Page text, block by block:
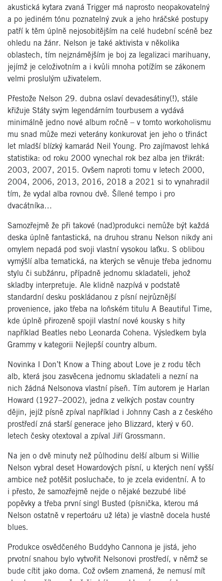
akustická kytara zvaná Trigger má naprosto neopakovatelný
a po jediném tónu poznatelný zvuk a jeho hráčské postupy
patří k těm úplně nejosobitějším na celé hudební scéně bez
ohledu na žánr. Nelson je také aktivista v několika
oblastech, tím nejznámějším je boj za legalizaci marihuany,
jejímž je celoživotním a i kvůli mnoha potížím se zákonem
velmi proslulým uživatelem.
Přestože Nelson 29. dubna oslaví devadesátiny(!), stále
křižuje Státy svým legendárním tourbusem a vydává
minimálně jedno nové album ročně – v tomto workoholismu
mu snad může mezi veterány konkurovat jen jeho o třináct
let mladší blízký kamarád Neil Young. Pro zajímavost lehká
statistika: od roku 2000 vynechal rok bez alba jen třikrát:
2003, 2007, 2015. Ovšem naproti tomu v letech 2000,
2004, 2006, 2013, 2016, 2018 a 2021 si to vynahradil
tím, že vydal alba rovnou dvě. Šílené tempo i pro
dvacátníka…
Samozřejmě že při takové (nad)produkci nemůže být každá
deska úplně fantastická, na druhou stranu Nelson nikdy ani
omylem nepadá pod svoji vlastní vysokou laťku. S oblibou
vymýšlí alba tematická, na kterých se věnuje třeba jednomu
stylu či subžánru, případně jednomu skladateli, jehož
skladby interpretuje. Ale klidně nazpívá v podstatě
standardní desku poskládanou z písní nejrůznější
provenience, jako třeba na loňském titulu A Beautiful Time,
kde úplně přirozeně spojil vlastní nové kousky s hity
například Beatles nebo Leonarda Cohena. Výsledkem byla
Grammy v kategorii Nejlepší country album.
Novinka I Don’t Know a Thing about Love je z rodu těch
alb, která jsou zasvěcena jednomu skladateli a nezní na
nich žádná Nelsonova vlastní píseň. Tím autorem je Harlan
Howard (1927–2002), jedna z velkých postav country
dějin, jejíž písně zpíval například i Johnny Cash a z českého
prostředí zná starší generace jeho Blizzard, který v 60.
letech česky otextoval a zpíval Jiří Grossmann.
Na jen o dvě minuty než půlhodinu delší album si Willie
Nelson vybral deset Howardových písní, u kterých není vyšší
ambice než potěšit posluchače, to je zcela evidentní. A to
i přesto, že samozřejmě nejde o nějaké bezzubé libé
popěvky a třeba první singl Busted (písnička, kterou má
Nelson ostatně v repertoáru už léta) je vlastně docela husté
blues.
Produkce osvědčeného Buddyho Cannona je jistá, jeho
prvotní snahou bylo vytvořit Nelsonovi prostředí, v němž se
bude cítit jako doma. Což ovšem znamená, že nemusí mít